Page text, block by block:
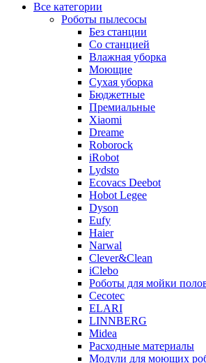
Все категории
Роботы пылесосы
Без станции
Со станцией
Влажная уборка
Моющие
Сухая уборка
Бюджетные
Премиальные
Xiaomi
Dreame
Roborock
iRobot
Lydsto
Ecovacs Deebot
Hobot Legee
Dyson
Eufy
Haier
Narwal
Clever&Clean
iClebo
Роботы для мойки
Cecotec
ELARI
LINNBERG
Midea
Расходные материалы
Модули для моющих